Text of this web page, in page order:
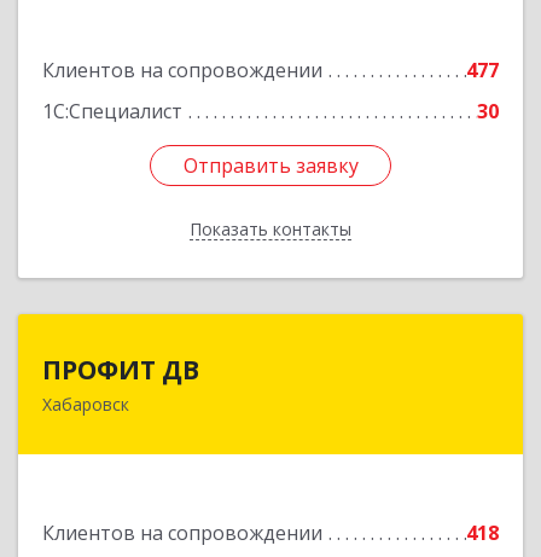
Клиентов на сопровождении
477
1С:Специалист
30
Отправить заявку
Показать контакты
Отправить заявку
Назад
ПРОФИТ ДВ
Хабаровск
Клиентов на сопровождении
418
680000, Хабаровский край, Хабаровск г,